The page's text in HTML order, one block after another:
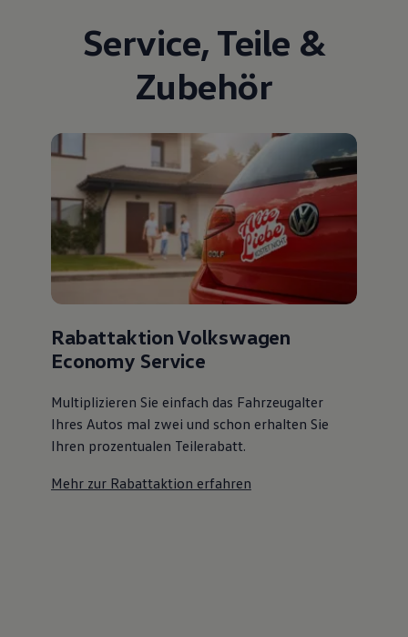
Service, Teile &
Zubehör
Rabattaktion Volkswagen
Economy Service
Multiplizieren Sie einfach das Fahrzeugalter
Ihres Autos mal zwei und schon erhalten Sie
Ihren prozentualen Teilerabatt.
Mehr zur Rabattaktion erfahren